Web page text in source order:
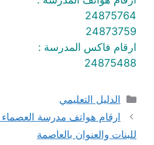
24875764
24873759
ارقام فاكس المدرسة :
24875488
التصنيفات
الدليل التعليمي
ارقام هواتف مدرسة العصماء
للبنات والعنوان بالعاصمة